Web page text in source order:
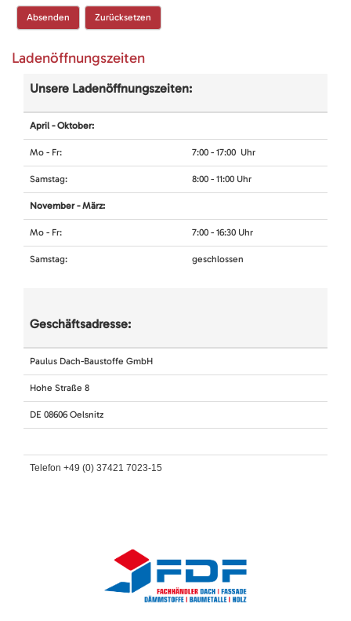
Ladenöffnungszeiten
Unsere Ladenöffnungszeiten:
April - Oktober:
Mo - Fr: 7:00 - 17:00 Uhr
Samstag: 8:00 - 11:00 Uhr
November - März:
Mo - Fr: 7:00 - 16:30 Uhr
Samstag: geschlossen
Geschäftsadresse:
Paulus Dach-Baustoffe GmbH
Hohe Straße 8
DE 08606 Oelsnitz
Telefon +49 (0) 37421 7023-15